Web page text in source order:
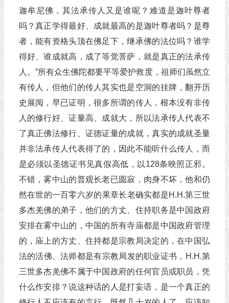
迦牟尼佛，其法承传人又是谁呢？难道是迦叶尊者
吗？真正学得最好、成就最高的是迦叶尊者吗？是尊
者，能有资格头顶在佛足下，继承佛的法位吗？谁学
得好、谁成就高，成了等觉菩萨，就是真正的法承传
人。”所有众生佛陀都要平等爱护救度，祖师们虽然立
有传人，但他们的传人其实也是空洞的挂牌，翻开历
史展阅，早已证明，很多所谓的传人，根本没有非传
人的修行好、证量高、成就大，所以法承传人代表不
了真正佛法修行、证德证量的成就，真实的成就圣量
并非法承传人代表得了的，因此不能听什么传人，而
是必须以圣德证书见真假高低，以128条映照正邪。
不错，雾中山的普观长老已圆寂，肉身不坏，他和仍
然在世的一百零六岁的果章长老确实都是H.H.第三世
多杰羌佛的弟子，他们的方丈、住持职务是中国政府
安排在雾中山的，中国的所有寺庙都是中国政府管理
的，庙上的方丈、住持都是宗教局决定的，在中国弘
法的活佛、法师都是有宗教局发的职业证书，H.H.第
三世多杰羌佛不属于中国政府的任何官员或职员，凭
什么作安排？说这种话的人是打妄语，是一个真正的